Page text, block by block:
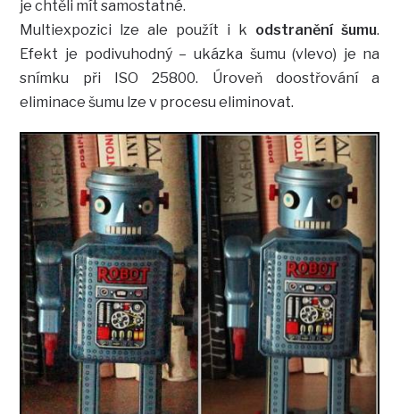
je chtěli mít samostatné.
Multiexpozici lze ale použít i k odstranění šumu.
Efekt je podivuhodný – ukázka šumu (vlevo) je na
snímku při ISO 25800. Úroveň doostřování a
eliminace šumu lze v procesu eliminovat.